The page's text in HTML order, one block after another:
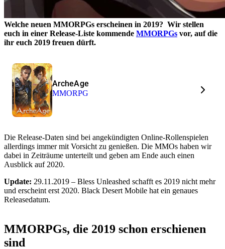
Welche neuen MMORPGs erscheinen in 2019? Wir stellen
euch in einer Release-Liste kommende MMORPGs vor, auf die
ihr euch 2019 freuen dürft.
ArcheAge
MMORPG
Die Release-Daten sind bei angekündigten Online-Rollenspielen
allerdings immer mit Vorsicht zu genießen. Die MMOs haben wir
dabei in Zeiträume unterteilt und geben am Ende auch einen
Ausblick auf 2020.
Update: 29.11.2019 – Bless Unleashed schafft es 2019 nicht mehr
und erscheint erst 2020. Black Desert Mobile hat ein genaues
Releasedatum.
MMORPGs, die 2019 schon erschienen
sind